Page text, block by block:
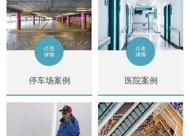
医院案例
停车场案例